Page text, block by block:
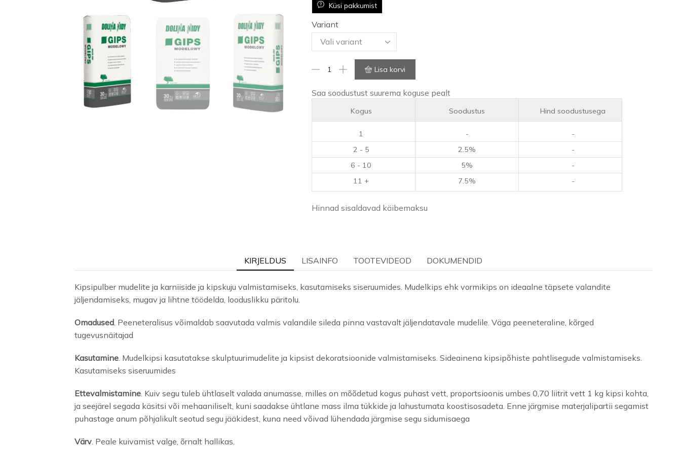
Küsi pakkumist
Variant
Lisa korvi
Saa soodustust suurema koguse pealt
Kogus Soodustus Hind soodustusega
1 -
-
2 - 5
2.5%
-
6 - 10
5%
-
11 +
7.5% -
Hinnad sisaldavad käibemaksu
KIRJELDUS LISAINFO TOOTEVIDEOD DOKUMENDID
Kipsipulber mudelite ja karniiside ja kipskuju valmistamiseks, kasutamiseks siseruumides. Mudelkips ehk vormikips on ideaalne täpsete valandite
jäljendamiseks, mugav ja lihtne töödelda, looduslikku päritolu.
Omadused. Peeneteralisus võimaldab saavutada valmis valandile sileda pinna vastavalt jäljendatavale mudelile. Väga peeneteraline, kõrged
tugevusnäitajad
Kasutamine. Mudelkipsi kasutatakse skulptuurimudelite ja kipsist dekoratsioonide valmistamiseks. Sideainena kipsipõhiste pahtlisegude valmistamiseks.
Kasutamiseks siseruumides
Ettevalmistamine. Kuiv segu tuleb ühtlaselt valada anumasse, milles on mõõdetud kogus puhast vett, proportsioonis umbes 0,70 liitrit vett 1 kg kipsi kohta,
ja seejärel segada käsitsi või mehaaniliselt, kuni saadakse ühtlane mass ilma tükkide ja lahustumata koostisosadeta. Enne järgmise materjalipartii segamist
puhastage anum põhjalikult seotud segu jääkidest, kuna need võivad lühendada järgmise segu sidumisaega
Värv. Peale kuivamist valge, õrnalt hallikas.